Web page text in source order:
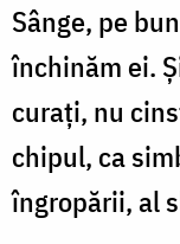
Sânge, pe
închinăm ei.
curați, nu
chipul, ca
îngropării, al